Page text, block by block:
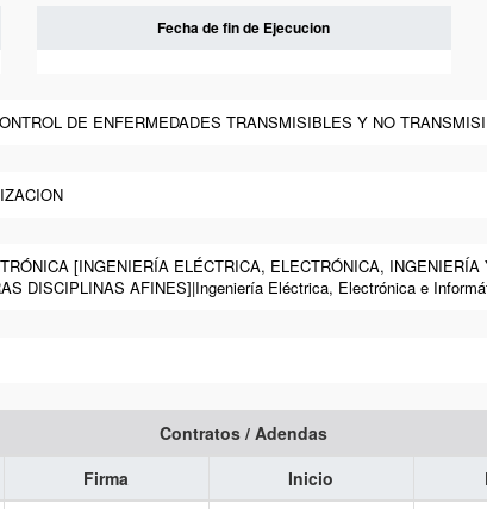
Fecha de fin de Ejecucion
DE ENFERMEDADES TRANSMISIBLES Y NO
[INGENIERÍA ELÉCTRICA, ELECTRÓNICA,
DISCIPLINAS AFINES]|Ingeniería Eléctrica, Electrónica e
Contratos / Adendas
Firma Inicio